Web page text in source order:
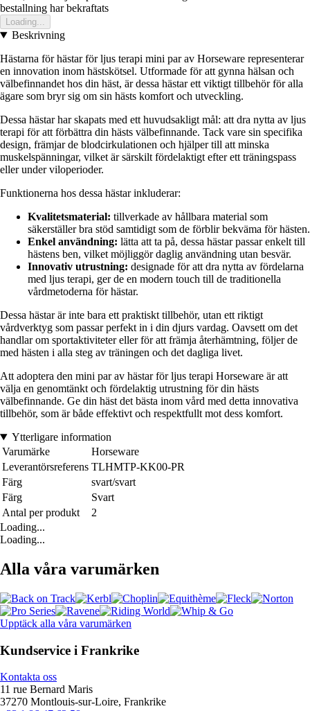
bestallning har bekraftats
Loading...
Beskrivning
Hästarna för hästar för ljus terapi mini par av Horseware representerar
en innovation inom hästskötsel. Utformade för att gynna hälsan och
välbefinnandet hos din häst, är dessa hästar ett viktigt tillbehör för alla
ägare som bryr sig om sin hästs komfort och utveckling.
Dessa hästar har skapats med ett huvudsakligt mål: att dra nytta av ljus
terapi för att förbättra din hästs välbefinnande. Tack vare sin specifika
design, främjar de blodcirkulationen och hjälper till att minska
muskelspänningar, vilket är särskilt fördelaktigt efter ett träningspass
eller under viloperioder.
Funktionerna hos dessa hästar inkluderar:
Kvalitetsmaterial: tillverkade av hållbara material som
säkerställer bra stöd samtidigt som de förblir bekväma för hästen.
Enkel användning: lätta att ta på, dessa hästar passar enkelt till
hästens ben, vilket möjliggör daglig användning utan besvär.
Innovativ utrustning: designade för att dra nytta av fördelarna
med ljus terapi, ger de en modern touch till de traditionella
vårdmetoderna för hästar.
Dessa hästar är inte bara ett praktiskt tillbehör, utan ett riktigt
vårdverktyg som passar perfekt in i din djurs vardag. Oavsett om det
handlar om sportaktiviteter eller för att främja återhämtning, följer de
med hästen i alla steg av träningen och det dagliga livet.
Att adoptera den mini par av hästar för ljus terapi Horseware är att
välja en genomtänkt och fördelaktig utrustning för din hästs
välbefinnande. Ge din häst det bästa inom vård med detta innovativa
tillbehör, som är både effektivt och respektfullt mot dess komfort.
Ytterligare information
Varumärke
Horseware
Leverantörsreferens TLHMTP-KK00-PR
Färg
svart/svart
Färg
Svart
Antal per produkt
2
Loading...
Loading...
Alla våra varumärken
Upptäck alla våra varumärken
Kundservice i Frankrike
Kontakta oss
11 rue Bernard Maris
37270 Montlouis-sur-Loire, Frankrike